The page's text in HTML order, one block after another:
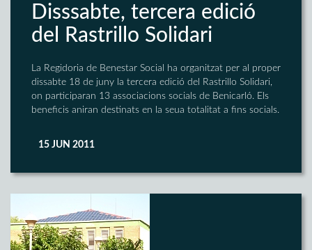
Disssabte, tercera edició
del Rastrillo Solidari
La Regidoria de Benestar Social ha organitzat per al proper
dissabte 18 de juny la tercera edició del Rastrillo Solidari,
on participaran 13 associacions socials de Benicarló. Els
beneficis aniran destinats en la seua totalitat a fins socials.
15 JUN 2011